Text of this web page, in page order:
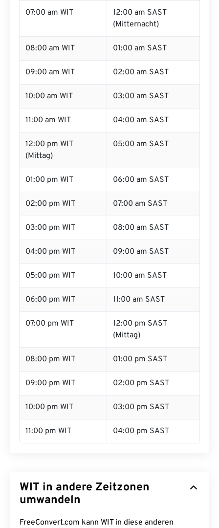
07:00 am WIT
12:00 am SAST
(Mitternacht)
08:00 am WIT 01:00 am SAST
09:00 am WIT 02:00 am SAST
10:00 am WIT 03:00 am SAST
11:00 am WIT 04:00 am SAST
12:00 pm WIT
(Mittag)
05:00 am SAST
01:00 pm WIT 06:00 am SAST
02:00 pm WIT 07:00 am SAST
03:00 pm WIT 08:00 am SAST
04:00 pm WIT 09:00 am SAST
05:00 pm WIT 10:00 am SAST
06:00 pm WIT 11:00 am SAST
07:00 pm WIT
12:00 pm SAST
(Mittag)
08:00 pm WIT 01:00 pm SAST
09:00 pm WIT 02:00 pm SAST
10:00 pm WIT 03:00 pm SAST
11:00 pm WIT 04:00 pm SAST
WIT in andere Zeitzonen
umwandeln
FreeConvert.com kann WIT in diese anderen